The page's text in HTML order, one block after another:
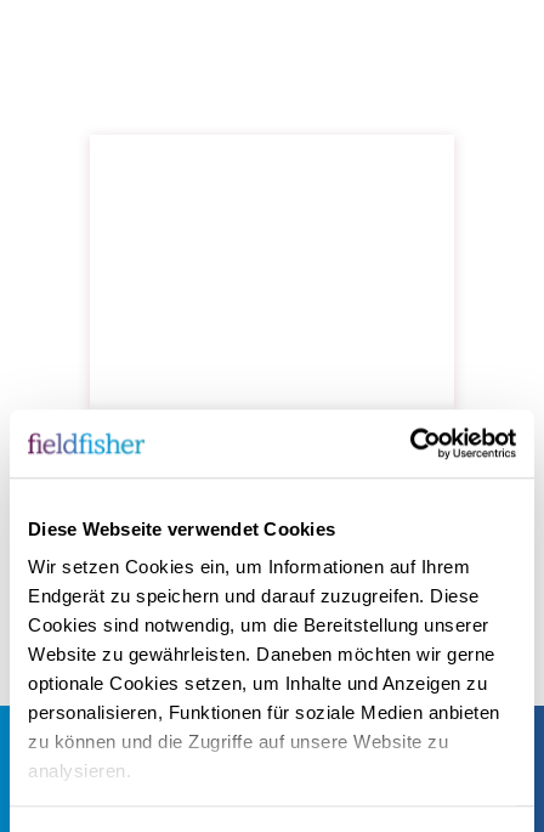
Diese Webseite verwendet Cookies
Wir setzen Cookies ein, um Informationen auf Ihrem
Endgerät zu speichern und darauf zuzugreifen. Diese
Cookies sind notwendig, um die Bereitstellung unserer
Website zu gewährleisten. Daneben möchten wir gerne
optionale Cookies setzen, um Inhalte und Anzeigen zu
personalisieren, Funktionen für soziale Medien anbieten
zu können und die Zugriffe auf unsere Website zu
analysieren.
FÜNF STANDORTE, EIN TEAM!
Was uns wichtig ist